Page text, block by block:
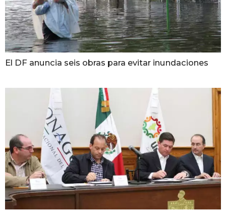
El DF anuncia seis obras para evitar inundaciones